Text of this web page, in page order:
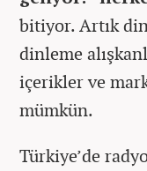
bitiyor. Artık
dinleme
içerikler ve
mümkün.
Türkiye’de